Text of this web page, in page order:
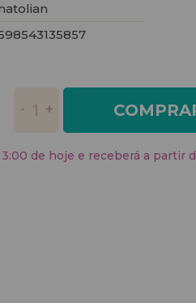
de hoje e receberá a partir